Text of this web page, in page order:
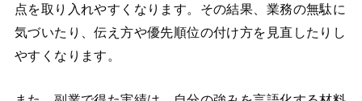
点を取り入れやすくなります。その結果、業務の無駄に
気づいたり、伝え方や優先順位の付け方を見直したりし
やすくなります。